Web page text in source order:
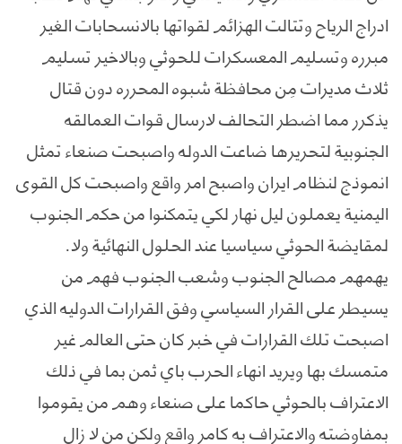
ادراج الرياح وتتالت الهزائم لقواتها بالانسحابات الغير
مبرره وتسليم المعسكرات للحوثي وبالاخير تسليم
ثلاث مديرات مِن محافظة شبوه المحرره دون قتال
يذكرر مما اضطر التحالف لارسال قوات العمالقه
الجنوبية لتحريرها ضاعت الدوله واصبحت صنعاء تمثل
انموذج لنظام ايران واصبح امر واقع واصبحت كل القوى
اليمنية يعملون ليل نهار لكي يتمكنوا من حكم الجنوب
لمقايضة الحوثي سياسيا عند الحلول النهائية ولا.
يهمهم مصالح الجنوب وشعب الجنوب فهم من
يسيطر على القرار السياسي وفق القرارات الدوليه الذي
اصبحت تلك القرارات في خبر كان حتى العالم غير
متمسك بها ويريد انهاء الحرب باي ثمن بما في ذلك
الاعتراف بالحوثي حاكما على صنعاء وهم من يقوموا
بمفاوضته والاعتراف به كامر واقع ولكن من لا زال